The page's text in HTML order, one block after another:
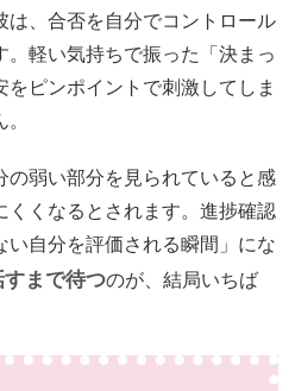
は、合否を自分でコントロール
。軽い気持ちで振った「決まっ
ピンポイントで刺激してしま
の弱い部分を見られていると感
くくなるとされます。進捗確認
い自分を評価される瞬間」にな
まで待つのが、結局いちば